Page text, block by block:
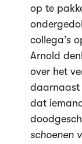
op te
collega’s
Arnold
over het
daarnaast
dat
schoenen